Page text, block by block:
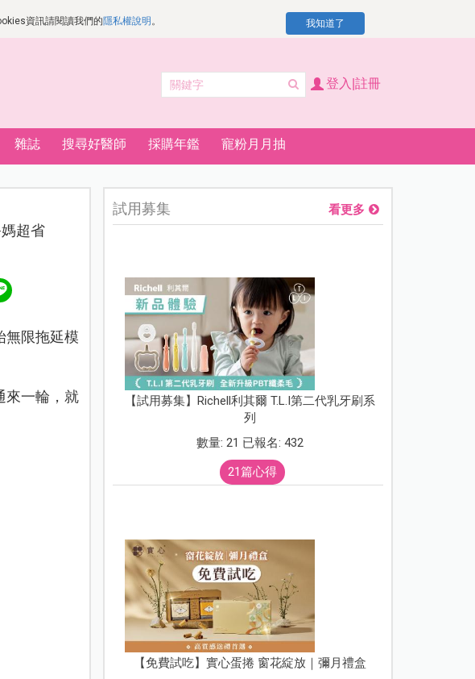
資訊請閱讀我們的隱私權說明 。 我知道了
登入|註冊
雜誌 搜尋好醫師 採購年鑑 寵粉月月抽
超省
無限拖延模
來一輪，就
試用募集 看更多
【試用募集】Richell利其爾 T.L.I第二代乳牙刷系
列
數量: 21 已報名: 432
21篇心得
【免費試吃】實心蛋捲 窗花綻放｜彌月禮盒